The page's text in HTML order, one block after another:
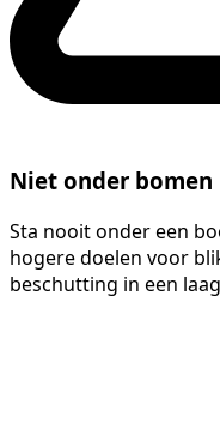
Niet onder bomen
Sta nooit onder een
hogere doelen voor
beschutting in een